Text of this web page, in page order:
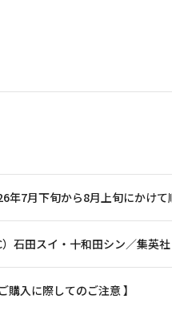
年7月下旬から8月上旬にかけ
）石田スイ・十和田シン／集英
ご購入に際してのご注意 】